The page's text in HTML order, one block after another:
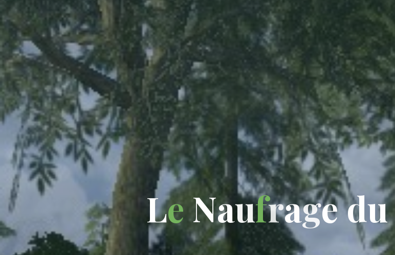
Le Naufragedu